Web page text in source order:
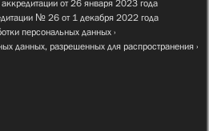
аккредитации от 26 января 2023 года
№ 26 от 1 декабря 2022 года
персональных данных
данных, разрешенных для распространения